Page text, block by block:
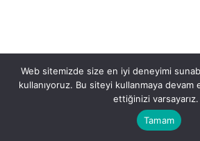
Web sitemizde size en iyi deneyimi
kullanıyoruz. Bu siteyi kullanmaya
ettiğinizi varsayarız.
Tamam